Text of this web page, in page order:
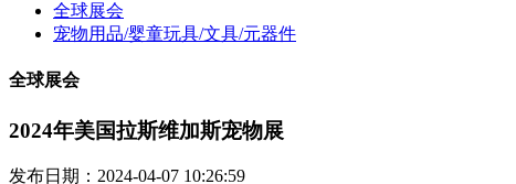
全球展会
宠物用品/婴童玩具/文具/元器件
全球展会
2024年美国拉斯维加斯宠物展
发布日期：2024-04-07 10:26:59